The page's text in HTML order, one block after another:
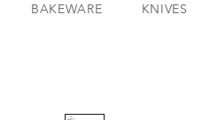
BAKEWARE KNIVES